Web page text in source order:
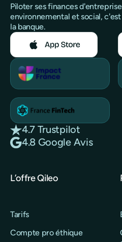
Piloter ses finances
environnemental et social,
la banque.
4.7 Trustpilot
4.8 Google Avis
L’offre Qileo
Tarifs
Compte pro éthique